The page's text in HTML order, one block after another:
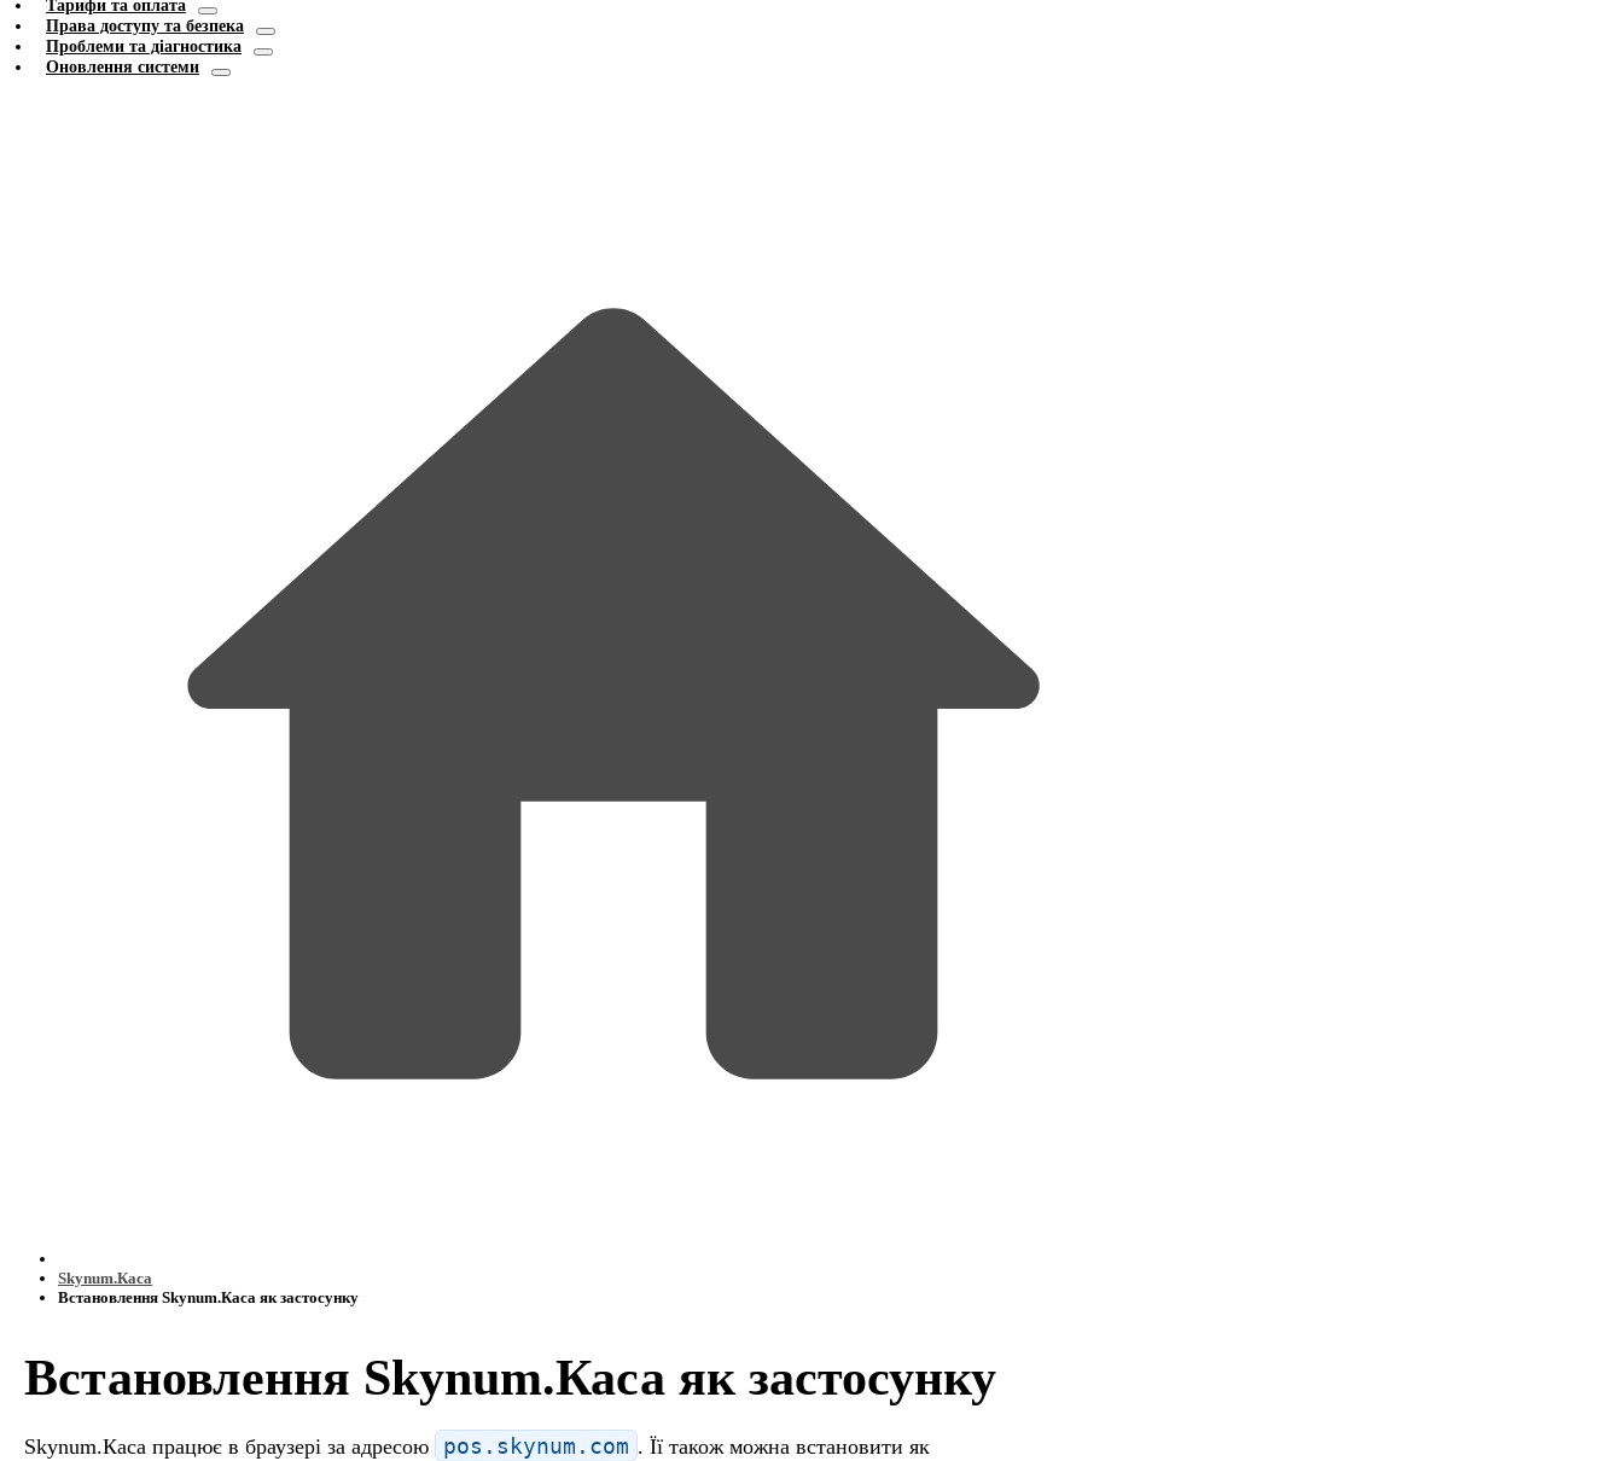
Тарифи та оплата
Права доступу та безпека
Проблеми та діагностика
Оновлення системи
Skynum.Каса
Встановлення Skynum.Каса як застосунку
Встановлення Skynum.Каса як застосунку
Skynum.Каса працює в браузері за адресою pos.skynum.com . Її також можна встановити як